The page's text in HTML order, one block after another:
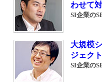
わせて
SI企業の
大規模
ジェク
SI企業の